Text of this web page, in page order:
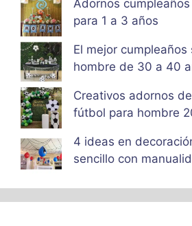
Adornos
para 1 a 3 años
El mejor cumpleaños
hombre de 30 a 40
Creativos adornos
fútbol para hombre
4 ideas en
sencillo con